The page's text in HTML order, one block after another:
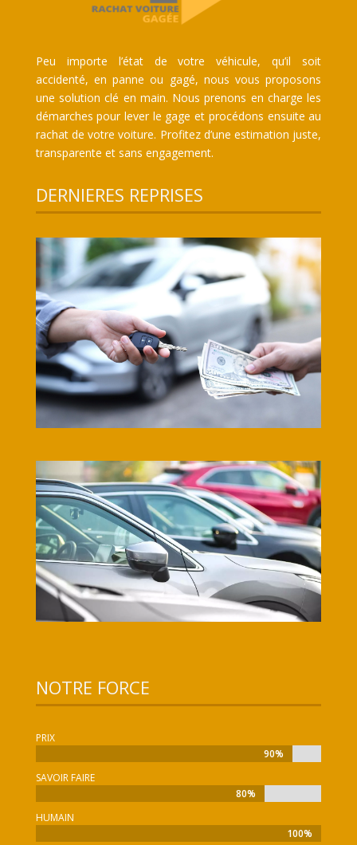
Peu importe l’état de votre véhicule, qu’il soit
accidenté, en panne ou gagé, nous vous proposons
une solution clé en main. Nous prenons en charge les
démarches pour lever le gage et procédons ensuite au
rachat de votre voiture. Profitez d’une estimation juste,
transparente et sans engagement.
DERNIERES REPRISES
NOTRE FORCE
PRIX
90%
90%
SAVOIR FAIRE
80%
80%
HUMAIN
100%
100%